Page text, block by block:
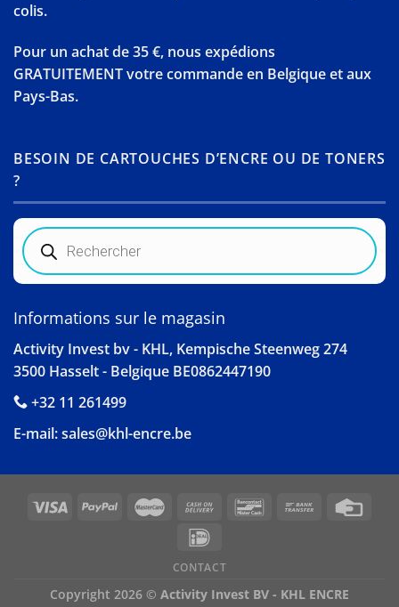
colis.
Pour un achat de 35 €, nous expédions
GRATUITEMENT votre commande en Belgique et aux
Pays-Bas.
BESOIN DE CARTOUCHES D’ENCRE OU DE TONERS
?
Recherche
de
produits
Informations sur le magasin
Activity Invest bv - KHL, Kempische Steenweg 274
3500 Hasselt - Belgique BE0862447190
+32 11 261499
E-mail:sales@khl-encre.be
CONTACT
Copyright 2026 © Activity Invest BV - KHL ENCRE